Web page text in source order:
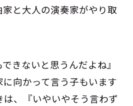
家と大人の演奏家がやり取
きないと思うんだよね』
向かって言う子もいます
は、『いやいやそう言わず